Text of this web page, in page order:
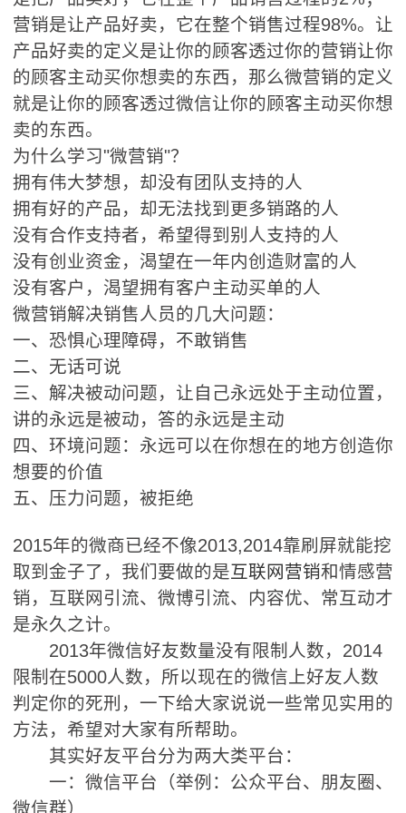
营销是让产品好卖，它在整个销售过程98%。让
产品好卖的定义是让你的顾客透过你的营销让你
的顾客主动买你想卖的东西，那么微营销的定义
就是让你的顾客透过微信让你的顾客主动买你想
卖的东西。
为什么学习"微营销"？
拥有伟大梦想，却没有团队支持的人
拥有好的产品，却无法找到更多销路的人
没有合作支持者，希望得到别人支持的人
没有创业资金，渴望在一年内创造财富的人
没有客户，渴望拥有客户主动买单的人
微营销解决销售人员的几大问题：
一、恐惧心理障碍，不敢销售
二、无话可说
三、解决被动问题，让自己永远处于主动位置，
讲的永远是被动，答的永远是主动
四、环境问题：永远可以在你想在的地方创造你
想要的价值
五、压力问题，被拒绝
2015年的微商已经不像2013,2014靠刷屏就能挖
取到金子了，我们要做的是互联网营销和情感营
销，互联网引流、微博引流、内容优、常互动才
是永久之计。
2013年微信好友数量没有限制人数，2014
限制在5000人数，所以现在的微信上好友人数
判定你的死刑，一下给大家说说一些常见实用的
方法，希望对大家有所帮助。
其实好友平台分为两大类平台：
一：微信平台（举例：公众平台、朋友圈、
微信群）